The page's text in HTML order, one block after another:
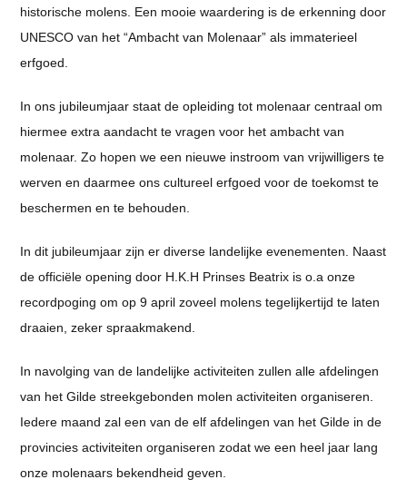
historische molens. Een mooie waardering is de erkenning door
UNESCO van het “Ambacht van Molenaar” als immaterieel
erfgoed.
In ons jubileumjaar staat de opleiding tot molenaar centraal om
hiermee extra aandacht te vragen voor het ambacht van
molenaar. Zo hopen we een nieuwe instroom van vrijwilligers te
werven en daarmee ons cultureel erfgoed voor de toekomst te
beschermen en te behouden.
In dit jubileumjaar zijn er diverse landelijke evenementen. Naast
de officiële opening door H.K.H Prinses Beatrix is o.a onze
recordpoging om op 9 april zoveel molens tegelijkertijd te laten
draaien, zeker spraakmakend.
In navolging van de landelijke activiteiten zullen alle afdelingen
van het Gilde streekgebonden molen activiteiten organiseren.
Iedere maand zal een van de elf afdelingen van het Gilde in de
provincies activiteiten organiseren zodat we een heel jaar lang
onze molenaars bekendheid geven.